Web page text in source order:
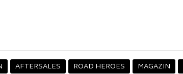
AFTERSALES ROAD HEROES MAGAZIN